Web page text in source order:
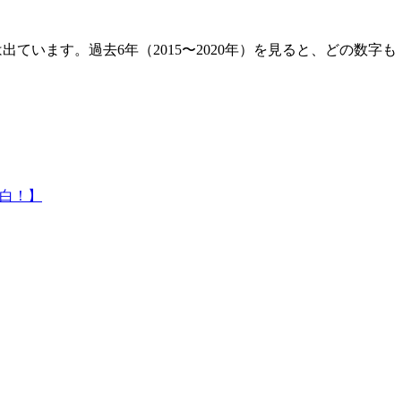
います。過去6年（2015〜2020年）を見ると、どの数字も
！】